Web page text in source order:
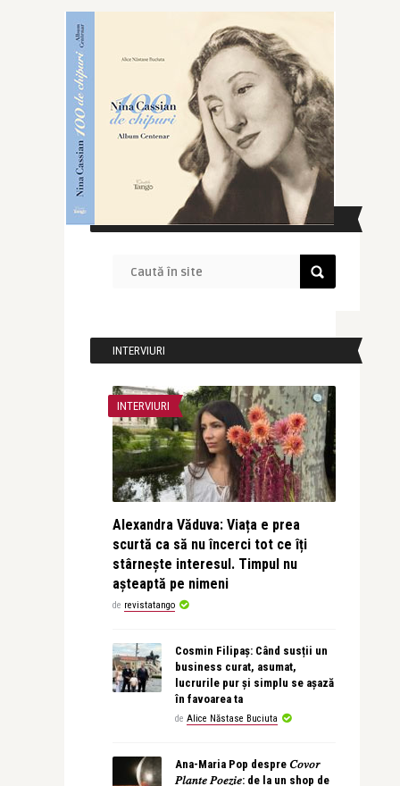
CAUTĂ ÎN SITE
INTERVIURI
INTERVIURI
Alexandra Văduva: Viața e prea
scurtă ca să nu încerci tot ce îți
stârnește interesul. Timpul nu
așteaptă pe nimeni
de revistatango
Cosmin Filipaș: Când susții un
business curat, asumat,
lucrurile pur și simplu se așază
în favoarea ta
de Alice Năstase Buciuta
Ana-Maria Pop despre 𝐶𝑜𝑣𝑜𝑟
𝑃𝑙𝑎𝑛𝑡𝑒 𝑃𝑜𝑒𝑧𝑖𝑒: de la un shop de